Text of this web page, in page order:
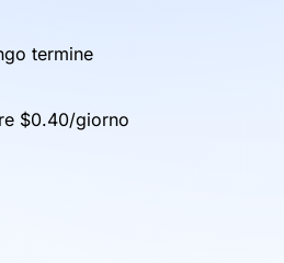
termine
$0.40/giorno